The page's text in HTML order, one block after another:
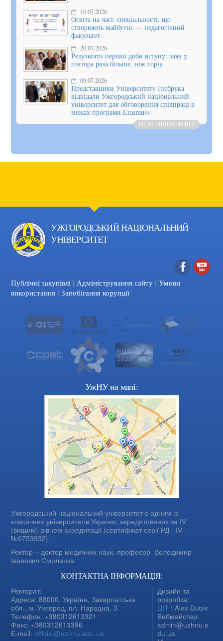
10.07.2026
Освіта на часі: спеціальності, що
створюють майбутнє — педагогічний
факультет
20.07.2026
Результати першої доби вступу: заяв у
півтора раза більше, ніж торік
09.07.2026
Представники Університету Інсбрука
відвідали Ужгородський національний
університет для обговорення співпраці в
межах програми Erasmus+
ПЕРЕГЛЯНУТИ ВСІ
УЖГОРОДСЬКИЙ НАЦІОНАЛЬНИЙ
УНІВЕРСИТЕТ
Facebook
Публічні закупівлі | Адміністрування сайту | Умови
використання | Запобігання корупції
УжНУ на мапі:
Ужгородський національний університет є одним із
класичних університетів України, акредитованих за IV
(вищим) рівнем акредитації (сертифікат серії РД - IV
№0753932).
Ректор – доктор медичних наук, професор Володимир
Іванович Смоланка
КОНТАКТНА ІНФОРМАЦІЯ:
Ректорат:
Адреса: 88000, Україна, Закарпатська
обл., м. Ужгород, пл. Народна, 3
Телефон: +380312613321
Факс: +380312613396
E-mail:official@uzhnu.edu.ua
Дизайн та
розробка:
ЦІТ \ Alex Dubiv
Вебмайстер:
admin@uzhnu.e
du.ua